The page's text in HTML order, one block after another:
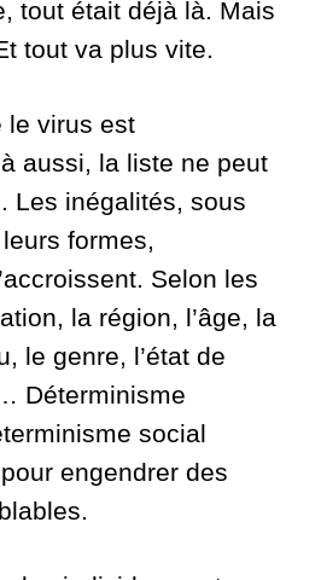
tout était déjà là. Mais
tout va plus vite.
le virus est
aussi, la liste ne peut
Les inégalités, sous
formes,
Selon les
la région, l’âge, la
le genre, l’état de
Déterminisme
social
engendrer des